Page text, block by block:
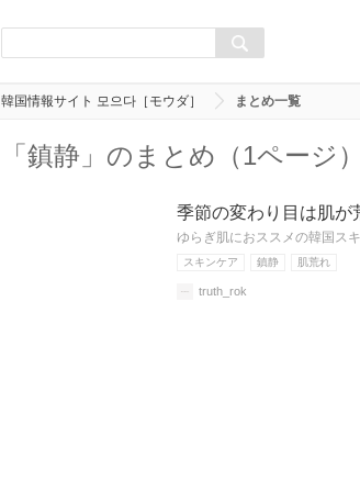
韓国情報サイト 모으다［モウダ］ まとめ一覧
「鎮静」のまとめ（1ページ）
季節の変わり目は肌
ゆらぎ肌におススメの韓国ス
スキンケア 鎮静 肌荒れ
truth_rok